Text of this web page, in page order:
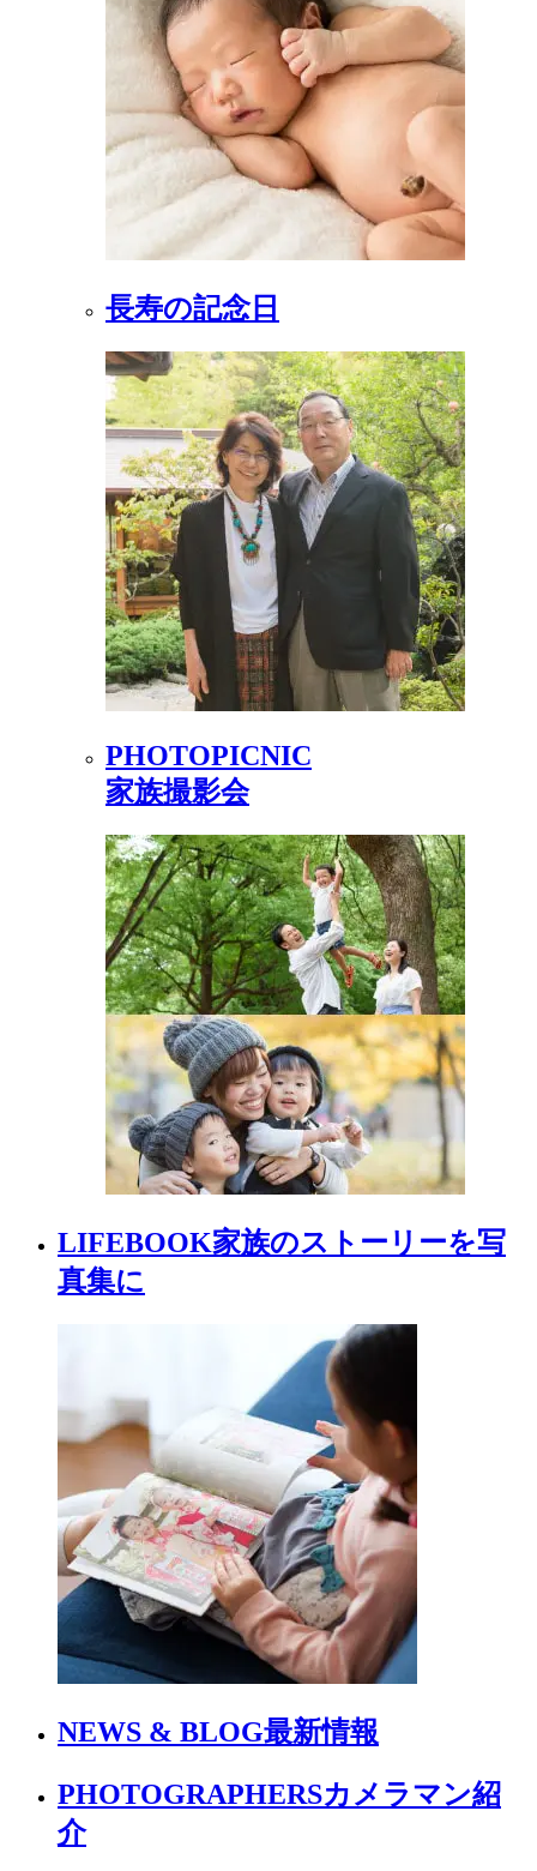
長寿の記念日
PHOTOPICNIC
家族撮影会
LIFEBOOK家族のストーリーを写
真集に
NEWS & BLOG最新情報
PHOTOGRAPHERSカメラマン紹
介